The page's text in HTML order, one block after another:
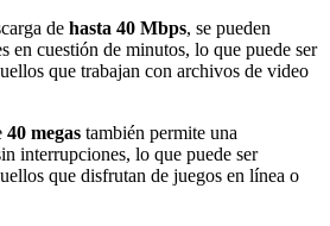
de hasta 40 Mbps, se pueden
en cuestión de minutos, lo que puede ser
que trabajan con archivos de video
40 megas también permite una
interrupciones, lo que puede ser
que disfrutan de juegos en línea o